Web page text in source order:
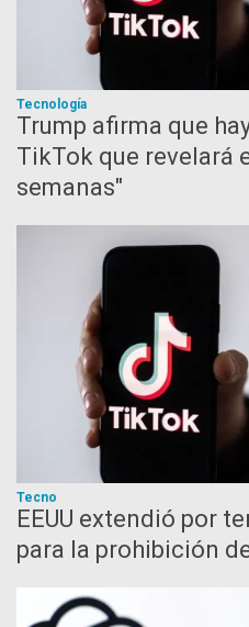
Tecnología
Trump afirma que
TikTok que revelará
semanas"
Tecno
EEUU extendió por
para la prohibición